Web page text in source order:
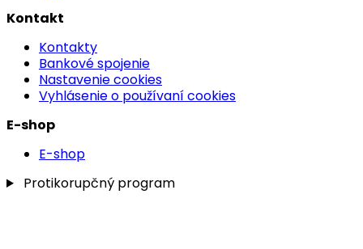
Kontakt
Kontakty
Bankové spojenie
Nastavenie cookies
Vyhlásenie o používaní cookies
E-shop
E-shop
Protikorupčný program